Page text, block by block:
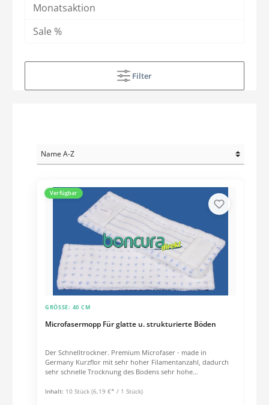
Monatsaktion
Sale %
Filter
Verfügbar
Microfasermopp Für glatte u. strukturierte Böden
GRÖSSE: 40 CM
Der Schnelltrockner. Premium Microfaser - made in
Germany Kurzflor mit sehr hoher Filamentanzahl, dadurch
sehr schnelle Trocknung des Bodens sehr hohe
Schmutzaufnahme gute Gleiteigenschaften für glatte und
Inhalt: 10 Stück (6,19 €* / 1 Stück)